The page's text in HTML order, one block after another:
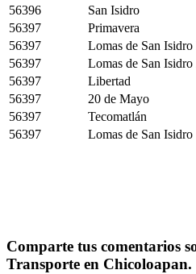
56396
San Isidro
56397
Primavera
56397
Lomas de San
56397
Lomas de San Isidro
56397
Libertad
56397
20 de Mayo
56397
Tecomatlán
56397
Lomas de San Isidro
Comparte tus comentarios
Transporte en Chicoloapan.